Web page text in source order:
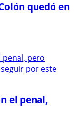
quedó en
el penal,